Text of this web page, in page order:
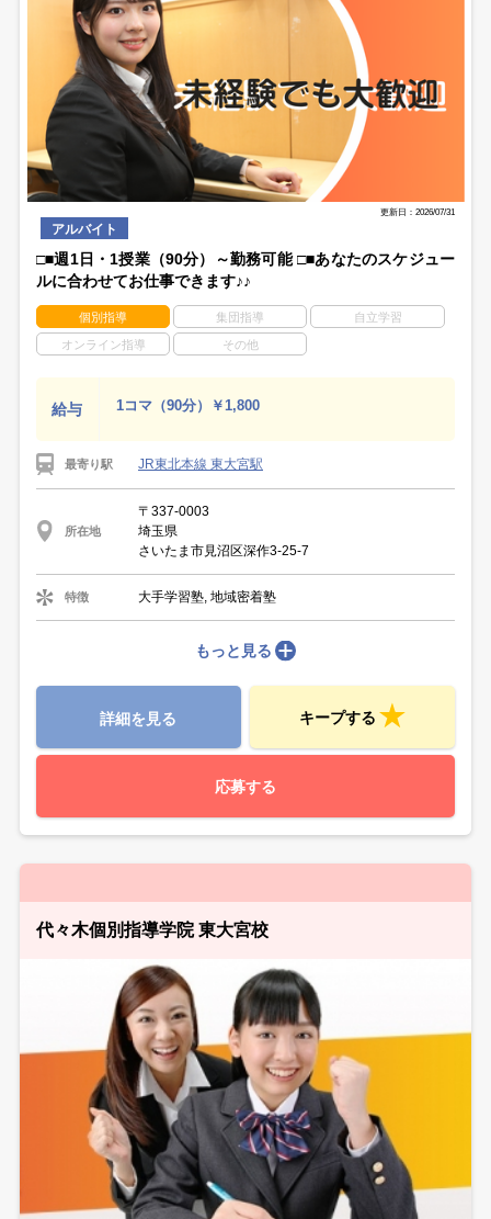
更新日：2026/07/31
アルバイト
□■週1日・1授業（90分）～勤務可能 □■あなたのスケジュー
ルに合わせてお仕事できます♪♪
個別指導 集団指導 自立学習
オンライン指導 その他
給与 1コマ（90分）￥1,800
最寄り駅 JR東北本線 東大宮駅
所在地
〒337-0003
埼玉県
さいたま市見沼区深作3-25-7
特徴 大手学習塾, 地域密着塾
もっと見る
詳細を見る キープする
応募する
代々木個別指導学院 東大宮校